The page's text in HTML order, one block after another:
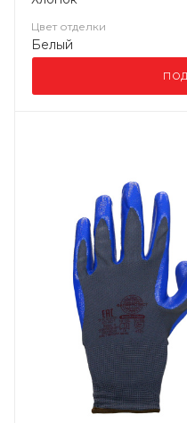
Цвет отделки
Белый